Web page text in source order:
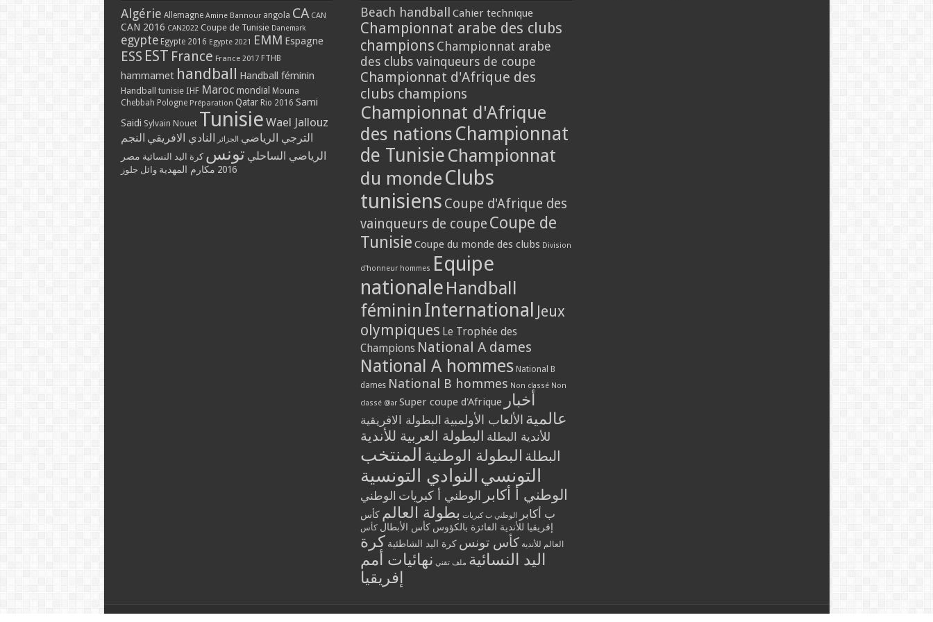
Algérie Allemagne Amine Bannour angola CA CAN
CAN 2016 CAN2022 Coupe de Tunisie Danemark
egypte Egypte 2016 Egypte 2021 EMM Espagne
ESS EST France France 2017 FTHB
hammamet handball Handball féminin
Handball tunisie IHF Maroc mondial Mouna
Chebbah Pologne Préparation Qatar Rio 2016 Sami
Saidi Sylvain Nouet Tunisie Wael Jallouz
الترجي الرياضي الجزائر النادي الافريقي النجم
الرياضي الساحلي تونس كرة اليد النسائية مصر
2016 مكارم المهدية وائل جلوز
Beach handball Cahier technique
Championnat arabe des clubs
champions Championnat arabe
des clubs vainqueurs de coupe
Championnat d'Afrique des
clubs champions
Championnat d'Afrique
des nations Championnat
de Tunisie Championnat
du monde Clubs
tunisiens Coupe d'Afrique des
vainqueurs de coupe Coupe de
Tunisie Coupe du monde des clubs Division
d'honneur hommes Equipe
nationale Handball
féminin International Jeux
olympiques Le Trophée des
Champions National A dames
National A hommes National B
dames National B hommes Non classé Non
classé @ar Super coupe d'Afrique أخبار
عالمية الألعاب الأولمبية البطولة الافريقية
للأندية البطلة البطولة العربية للأندية
البطلة البطولة الوطنية المنتخب
التونسي النوادي التونسية
الوطني أ أكابر الوطني أ كبريات الوطني
ب أكابر
الوطني ب كبريات بطولة العالم كأس
إفريقيا للأندية الفائزة بالكؤوس كأس الأبطال كأس
العالم للأندية كأس تونس كرة اليد الشاطئية كرة
اليد النسائية ملف تقني نهائيات أمم
إفريقيا